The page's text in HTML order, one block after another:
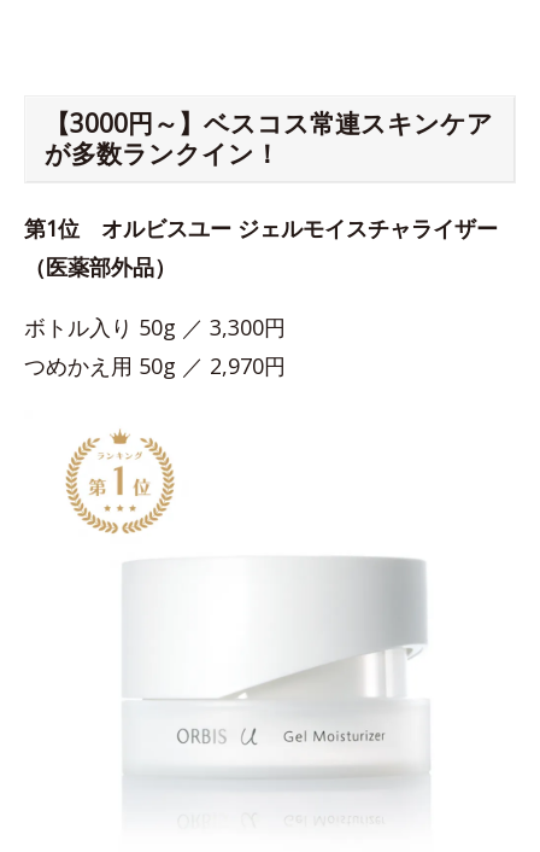
【3000円～】ベスコス常連スキンケア
が多数ランクイン！
第1位 オルビスユー ジェルモイスチャライザー
（医薬部外品）
ボトル入り 50g ／ 3,300円
つめかえ用 50g ／ 2,970円